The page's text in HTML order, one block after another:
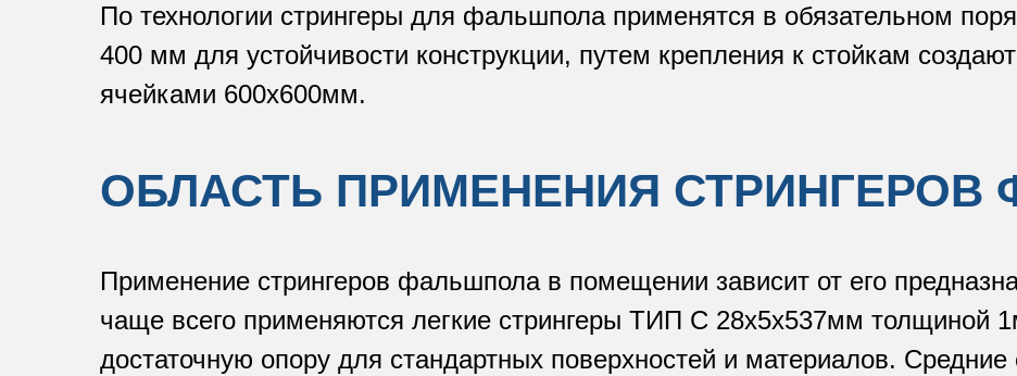
По технологии стрингеры для фальшпола применятся в обязательном
400 мм для устойчивости конструкции, путем крепления к стойкам
ячейками 600х600мм.
ОБЛАСТЬ ПРИМЕНЕНИЯ
Применение стрингеров фальшпола в помещении зависит от его
чаще всего применяются легкие стрингеры ТИП С 28х5х537мм толщиной
достаточную опору для стандартных поверхностей и материалов.